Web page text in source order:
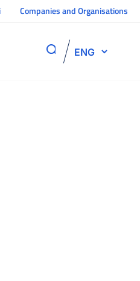
Companies and Organisations
ENG